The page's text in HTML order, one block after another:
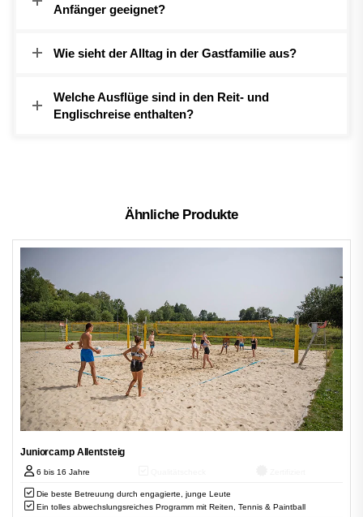
Anfänger geeignet?
Wie sieht der Alltag in der Gastfamilie aus?
Welche Ausflüge sind in den Reit- und
Englischreise enthalten?
Ähnliche Produkte
Juniorcamp Allentsteig
6 bis 16 Jahre
Die beste Betreuung durch engagierte, junge Leute
Ein tolles abwechslungsreiches Programm mit Reiten, Tennis & Paintball